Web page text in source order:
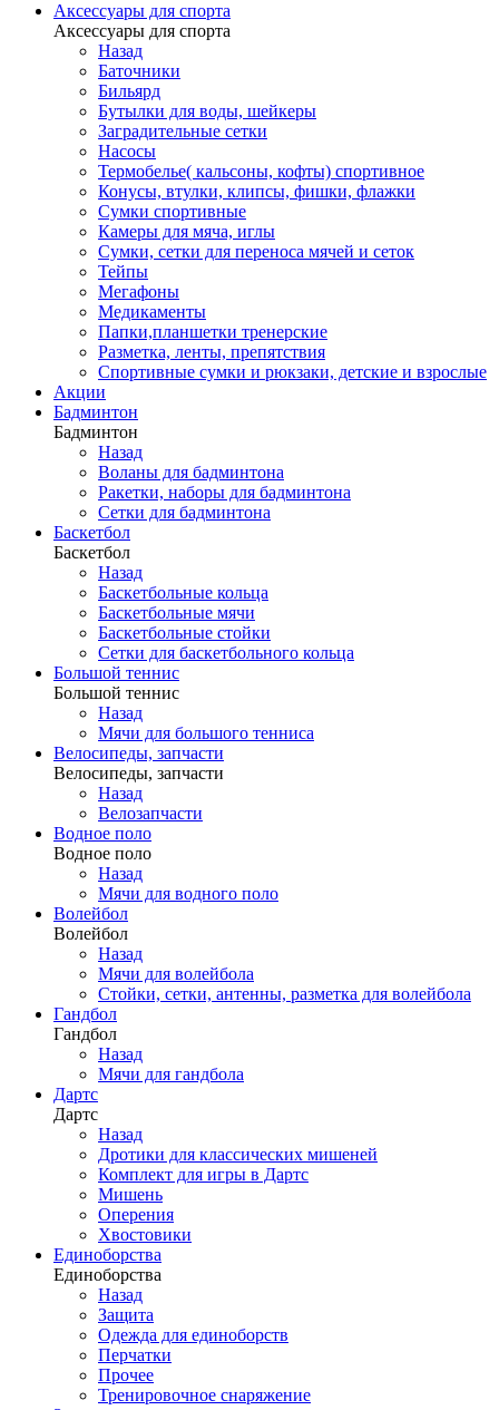
Аксессуары для спорта
Аксессуары для спорта
Назад
Баточники
Бильярд
Бутылки для воды, шейкеры
Заградительные сетки
Насосы
Термобелье( кальсоны, кофты) спортивное
Конусы, втулки, клипсы, фишки, флажки
Сумки спортивные
Камеры для мяча, иглы
Сумки, сетки для переноса мячей и сеток
Тейпы
Мегафоны
Медикаменты
Папки,планшетки тренерские
Разметка, ленты, препятствия
Спортивные сумки и рюкзаки, детские и взрослые
Акции
Бадминтон
Бадминтон
Назад
Воланы для бадминтона
Ракетки, наборы для бадминтона
Сетки для бадминтона
Баскетбол
Баскетбол
Назад
Баскетбольные кольца
Баскетбольные мячи
Баскетбольные стойки
Сетки для баскетбольного кольца
Большой теннис
Большой теннис
Назад
Мячи для большого тенниса
Велосипеды, запчасти
Велосипеды, запчасти
Назад
Велозапчасти
Водное поло
Водное поло
Назад
Мячи для водного поло
Волейбол
Волейбол
Назад
Мячи для волейбола
Стойки, сетки, антенны, разметка для волейбола
Гандбол
Гандбол
Назад
Мячи для гандбола
Дартс
Дартс
Назад
Дротики для классических мишеней
Комплект для игры в Дартс
Мишень
Оперения
Хвостовики
Единоборства
Единоборства
Назад
Защита
Одежда для единоборств
Перчатки
Прочее
Тренировочное снаряжение